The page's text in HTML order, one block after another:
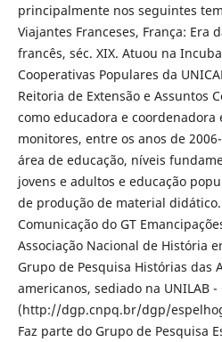
principalmente nos seguintes
Viajantes Franceses, França: Era
francês, séc. XIX. Atuou na
Cooperativas Populares da
Reitoria de Extensão e Assuntos
como educadora e coordenadora
monitores, entre os anos de
área de educação, níveis
jovens e adultos e educação
de produção de material
Comunicação do GT
Associação Nacional de História
Grupo de Pesquisa Histórias das
americanos, sediado na UNILAB -
(http://dgp.cnpq.br/dgp/
Faz parte do Grupo de Pesquisa